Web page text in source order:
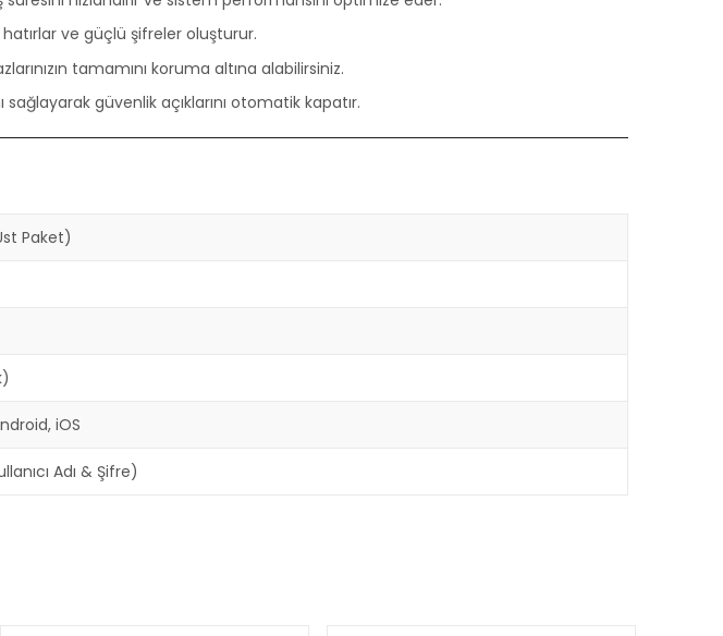
ve güçlü şifreler oluşturur.
tamamını koruma altına alabilirsiniz.
güvenlik açıklarını otomatik kapatır.
Paket)
iOS
Adı & Şifre)